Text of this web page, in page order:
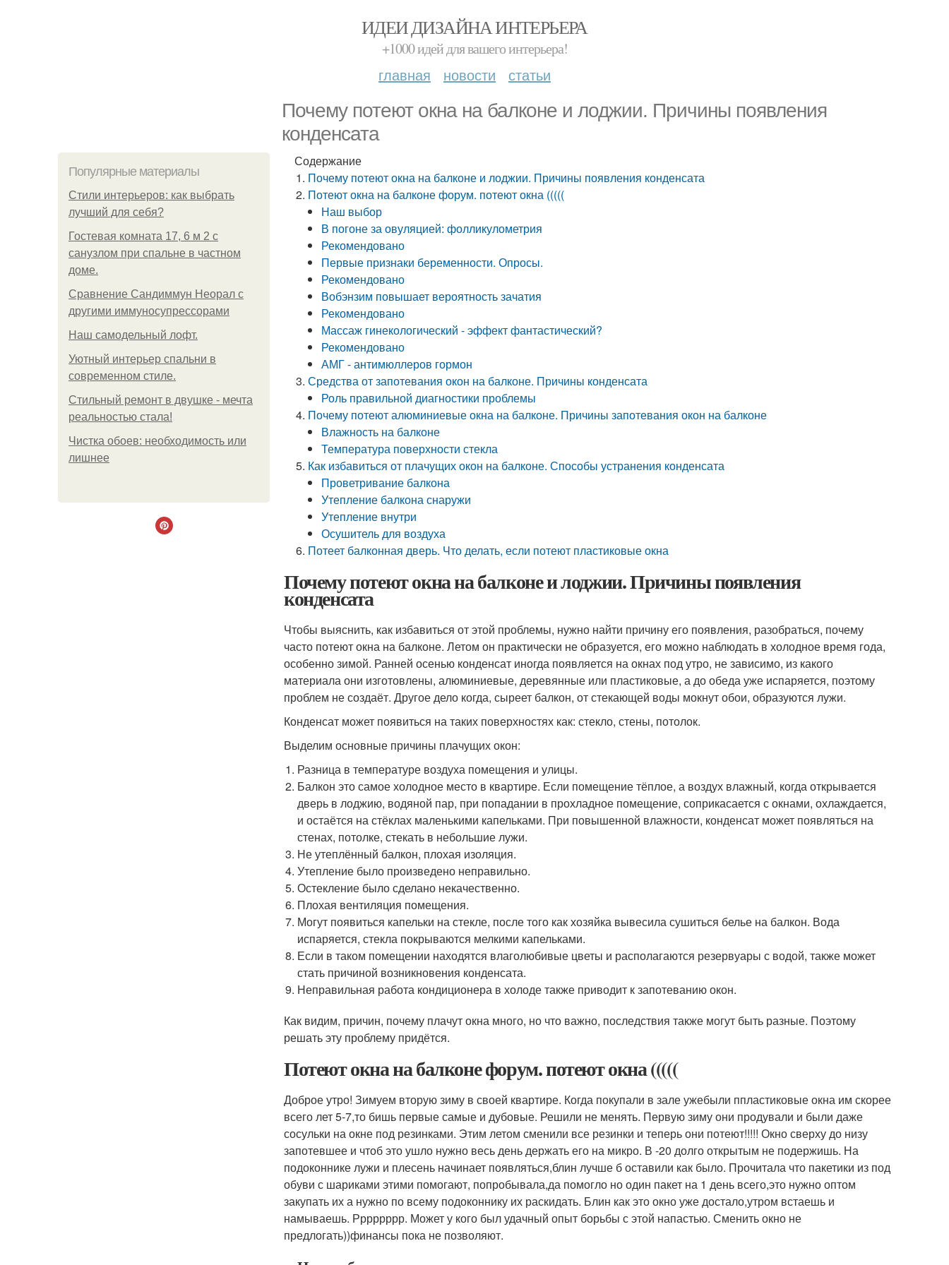
ИДЕИ ДИЗАЙНА ИНТЕРЬЕРА
+1000 идей для вашего интерьера!
главная новости статьи
Почему потеют окна на балконе и лоджии. Причины появления
конденсата
Популярные материалы
Стили интерьеров: как выбрать
лучший для себя?
Гостевая комната 17, 6 м 2 с
санузлом при спальне в частном
доме.
Сравнение Сандиммун Неорал с
другими иммуносупрессорами
Наш самодельный лофт.
Уютный интерьер спальни в
современном стиле.
Стильный ремонт в двушке - мечта
реальностью стала!
Чистка обоев: необходимость или
лишнее
Содержание
Почему потеют окна на балконе и лоджии. Причины появления конденсата
Потеют окна на балконе форум. потеют окна (((((
Наш выбор
В погоне за овуляцией: фолликулометрия
Рекомендовано
Первые признаки беременности. Опросы.
Рекомендовано
Вобэнзим повышает вероятность зачатия
Рекомендовано
Массаж гинекологический - эффект фантастический?
Рекомендовано
АМГ - антимюллеров гормон
Средства от запотевания окон на балконе. Причины конденсата
Роль правильной диагностики проблемы
Почему потеют алюминиевые окна на балконе. Причины запотевания окон на балконе
Влажность на балконе
Температура поверхности стекла
Как избавиться от плачущих окон на балконе. Способы устранения конденсата
Проветривание балкона
Утепление балкона снаружи
Утепление внутри
Осушитель для воздуха
Потеет балконная дверь. Что делать, если потеют пластиковые окна
Почему потеют окна на балконе и лоджии. Причины появления
конденсата
Чтобы выяснить, как избавиться от этой проблемы, нужно найти причину его появления, разобраться, почему
часто потеют окна на балконе. Летом он практически не образуется, его можно наблюдать в холодное время года,
особенно зимой. Ранней осенью конденсат иногда появляется на окнах под утро, не зависимо, из какого
материала они изготовлены, алюминиевые, деревянные или пластиковые, а до обеда уже испаряется, поэтому
проблем не создаёт. Другое дело когда, сыреет балкон, от стекающей воды мокнут обои, образуются лужи.
Конденсат может появиться на таких поверхностях как: стекло, стены, потолок.
Выделим основные причины плачущих окон:
Разница в температуре воздуха помещения и улицы.
Балкон это самое холодное место в квартире. Если помещение тёплое, а воздух влажный, когда открывается
дверь в лоджию, водяной пар, при попадании в прохладное помещение, соприкасается с окнами, охлаждается,
и остаётся на стёклах маленькими капельками. При повышенной влажности, конденсат может появляться на
стенах, потолке, стекать в небольшие лужи.
Не утеплённый балкон, плохая изоляция.
Утепление было произведено неправильно.
Остекление было сделано некачественно.
Плохая вентиляция помещения.
Могут появиться капельки на стекле, после того как хозяйка вывесила сушиться белье на балкон. Вода
испаряется, стекла покрываются мелкими капельками.
Если в таком помещении находятся влаголюбивые цветы и располагаются резервуары с водой, также может
стать причиной возникновения конденсата.
Неправильная работа кондиционера в холоде также приводит к запотеванию окон.
Как видим, причин, почему плачут окна много, но что важно, последствия также могут быть разные. Поэтому
решать эту проблему придётся.
Потеют окна на балконе форум. потеют окна (((((
Доброе утро! Зимуем вторую зиму в своей квартире. Когда покупали в зале ужебыли ппластиковые окна им скорее
всего лет 5-7,то бишь первые самые и дубовые. Решили не менять. Первую зиму они продували и были даже
сосульки на окне под резинками. Этим летом сменили все резинки и теперь они потеют!!!!! Окно сверху до низу
запотевшее и чтоб это ушло нужно весь день держать его на микро. В -20 долго открытым не подержишь. На
подоконнике лужи и плесень начинает появляться,блин лучше б оставили как было. Прочитала что пакетики из под
обуви с шариками этими помогают, попробывала,да помогло но один пакет на 1 день всего,это нужно оптом
закупать их а нужно по всему подоконнику их раскидать. Блин как это окно уже достало,утром встаешь и
намываешь. Рррррррр. Может у кого был удачный опыт борьбы с этой напастью. Сменить окно не
предлогать))финансы пока не позволяют.